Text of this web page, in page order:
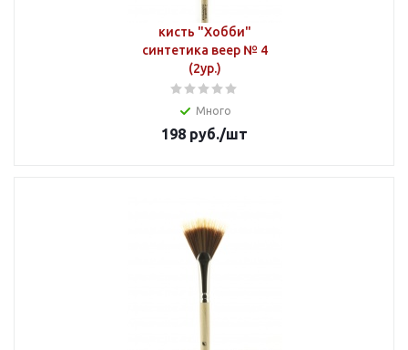
кисть "Хобби"
синтетика веер № 4
(2ур.)
Много
198 руб./шт